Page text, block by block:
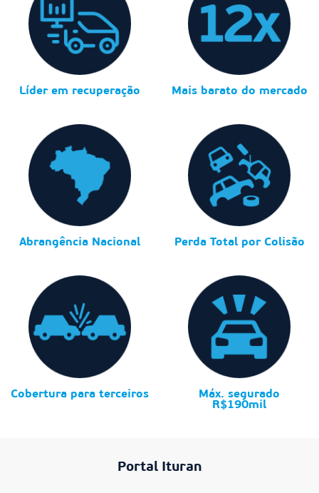
Líder em recuperação Mais barato do mercado
Abrangência Nacional Perda Total por Colisão
Cobertura para terceiros
Máx. segurado
R$190mil
Portal Ituran